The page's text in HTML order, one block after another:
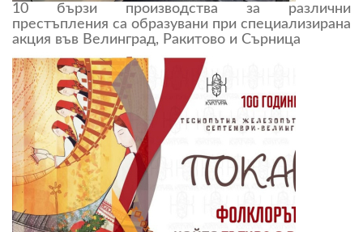
10 бързи производства за различни
престъпления са образувани при специализирана
акция във Велинград, Ракитово и Сърница